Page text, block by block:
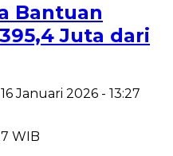
Bantuan
Juta dari
Januari 2026 - 13:27
WIB